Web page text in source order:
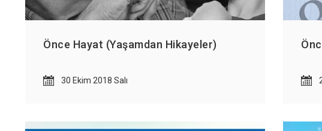
Önce Hayat (Yaşamdan Hikayeler)
30 Ekim 2018 Salı